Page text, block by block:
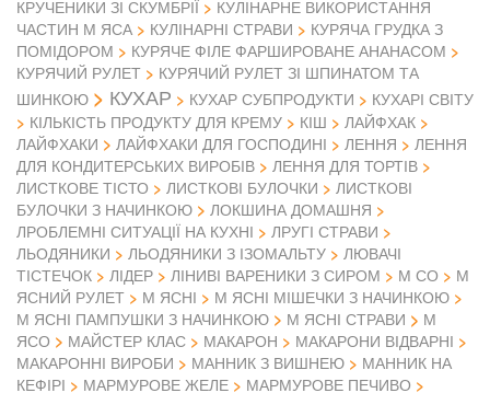
КРУЧЕНИКИ ЗІ СКУМБРІЇ
КУЛІНАРНЕ ВИКОРИСТАННЯ
ЧАСТИН М ЯСА
КУЛІНАРНІ СТРАВИ
КУРЯЧА ГРУДКА З
ПОМІДОРОМ
КУРЯЧЕ ФІЛЕ ФАРШИРОВАНЕ АНАНАСОМ
КУРЯЧИЙ РУЛЕТ
КУРЯЧИЙ РУЛЕТ ЗІ ШПИНАТОМ ТА
ШИНКОЮ
КУХАР КУХАР СУБПРОДУКТИ
КУХАРІ СВІТУ
КІЛЬКІСТЬ ПРОДУКТУ ДЛЯ КРЕМУ
КІШ
ЛАЙФХАК
ЛАЙФХАКИ
ЛАЙФХАКИ ДЛЯ ГОСПОДИНІ ЛЕННЯ
ЛЕННЯ
ДЛЯ КОНДИТЕРСЬКИХ ВИРОБІВ
ЛЕННЯ ДЛЯ ТОРТІВ
ЛИСТКОВЕ ТІСТО
ЛИСТКОВІ БУЛОЧКИ
ЛИСТКОВІ
БУЛОЧКИ З НАЧИНКОЮ
ЛОКШИНА ДОМАШНЯ
ЛРОБЛЕМНІ СИТУАЦІЇ НА КУХНІ
ЛРУГІ СТРАВИ
ЛЬОДЯНИКИ
ЛЬОДЯНИКИ З ІЗОМАЛЬТУ
ЛЮВАЧІ
ТІСТЕЧОК
ЛІДЕР ЛІНИВІ ВАРЕНИКИ З СИРОМ М СО
М
ЯСНИЙ РУЛЕТ
М ЯСНІ
М ЯСНІ МІШЕЧКИ З НАЧИНКОЮ
М ЯСНІ ПАМПУШКИ З НАЧИНКОЮ
М ЯСНІ СТРАВИ
М
ЯСО
МАЙСТЕР КЛАС МАКАРОН
МАКАРОНИ ВІДВАРНІ
МАКАРОННІ ВИРОБИ
МАННИК З ВИШНЕЮ
МАННИК НА
КЕФІРІ
МАРМУРОВЕ ЖЕЛЕ
МАРМУРОВЕ ПЕЧИВО